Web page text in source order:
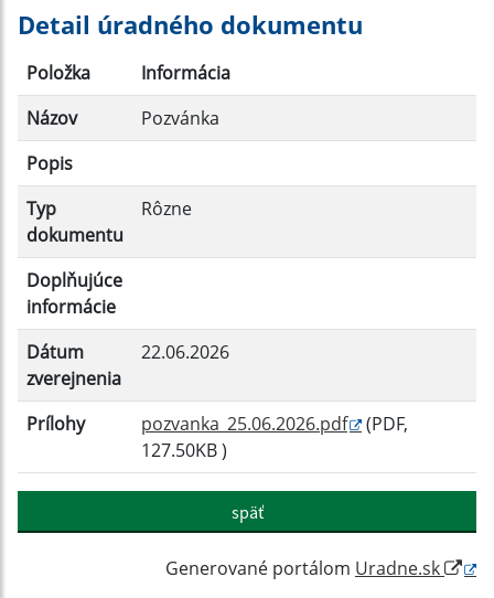
Dátum zverejnenia do:
Filtrovať
Detail úradného dokumentu
Položka
Informácia
Názov
Pozvánka
Popis
Typ
dokumentu
Rôzne
Doplňujúce
informácie
Dátum
zverejnenia
22.06.2026
Prílohy pozvanka_25.06.2026.pdf
(PDF,
127.50KB )
späť
Generované portálom Uradne.sk